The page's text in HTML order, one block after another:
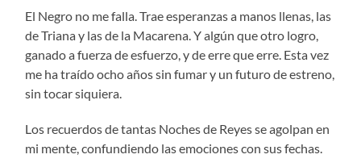
El Negro no me falla. Trae esperanzas a manos llenas, las
de Triana y las de la Macarena. Y algún que otro logro,
ganado a fuerza de esfuerzo, y de erre que erre. Esta vez
me ha traído ocho años sin fumar y un futuro de estreno,
sin tocar siquiera.
Los recuerdos de tantas Noches de Reyes se agolpan en
mi mente, confundiendo las emociones con sus fechas.